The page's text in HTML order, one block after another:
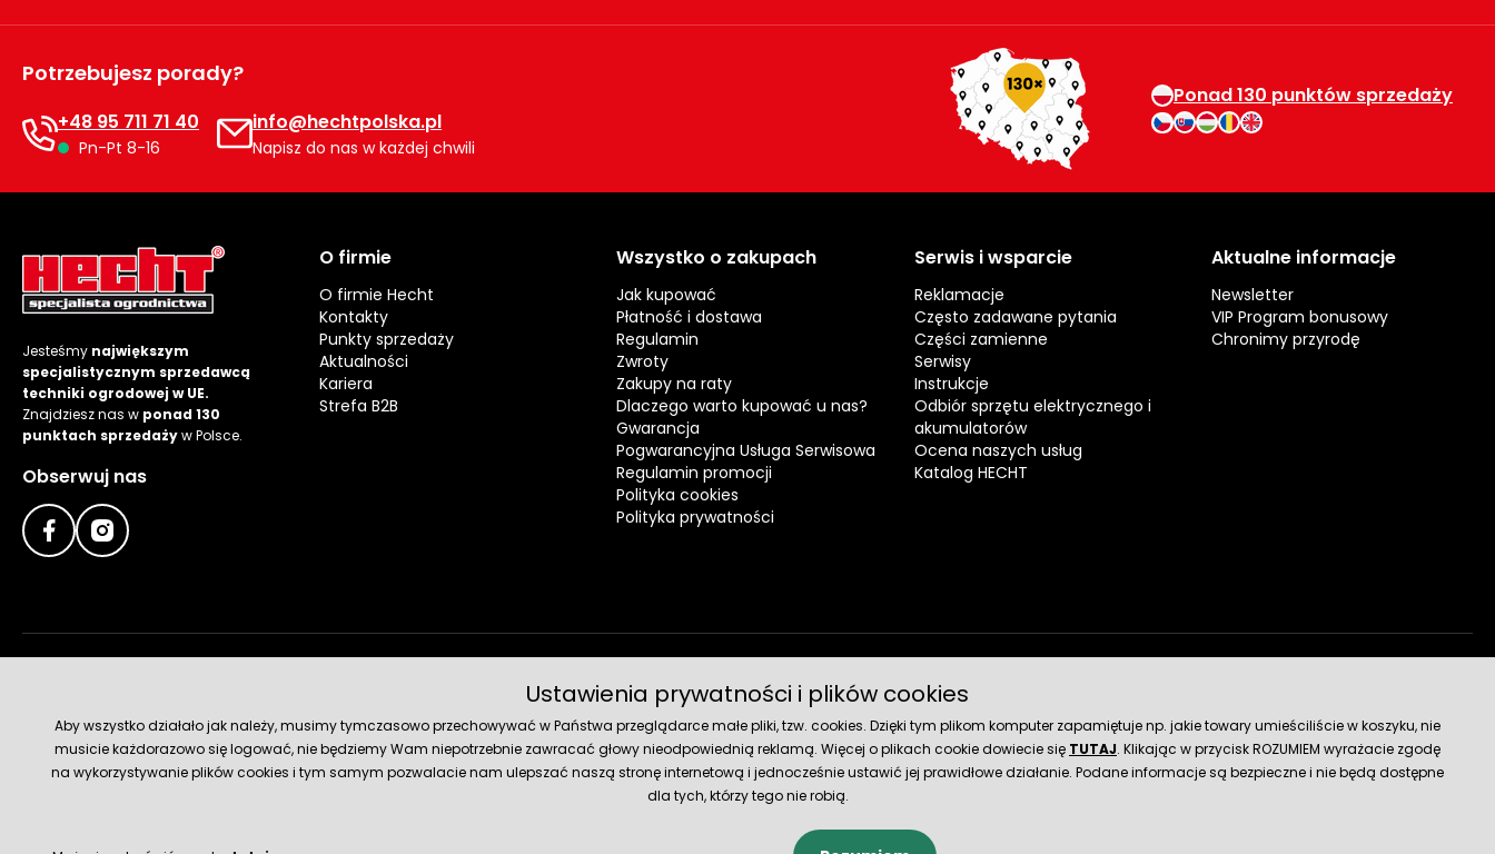
Potrzebujesz porady?
+48 95 711 71 40
Pn-Pt 8-16
info@hechtpolska.pl
Napisz do nas w każdej chwili
Ponad 130 punktów sprzedaży
Jesteśmy największym
specjalistycznym sprzedawcą
techniki ogrodowej w UE.
Znajdziesz nas w ponad 130
punktach sprzedażyw Polsce.
Obserwuj nas
O firmie
O firmie Hecht
Kontakty
Punkty sprzedaży
Aktualności
Kariera
Strefa B2B
Wszystko o zakupach
Jak kupować
Płatność i dostawa
Regulamin
Zwroty
Zakupy na raty
Dlaczego warto kupować u nas?
Gwarancja
Pogwarancyjna Usługa Serwisowa
Regulamin promocji
Polityka cookies
Polityka prywatności
Serwis i wsparcie
Reklamacje
Często zadawane pytania
Części zamienne
Serwisy
Instrukcje
Odbiór sprzętu elektrycznego i
akumulatorów
Ocena naszych usług
Katalog HECHT
Aktualne informacje
Newsletter
VIP Program bonusowy
Chronimy przyrodę
Metody dostawy
Ustawienia prywatności i plików cookies
Aby wszystko działało jak należy, musimy tymczasowo przechowywać w Państwa przeglądarce małe pliki, tzw. cookies. Dzięki tym plikom komputer zapamiętuje np. jakie towary umieściliście w koszyku, nie
musicie każdorazowo się logować, nie będziemy Wam niepotrzebnie zawracać głowy nieodpowiednią reklamą. Więcej o plikach cookie dowiecie się TUTAJ. Klikając w przycisk ROZUMIEM wyrażacie zgodę
na wykorzystywanie plików cookies i tym samym pozwalacie nam ulepszać naszą stronę internetową i jednocześnie ustawić jej prawidłowe działanie. Podane informacje są bezpieczne i nie będą dostępne
dla tych, którzy tego nie robią.